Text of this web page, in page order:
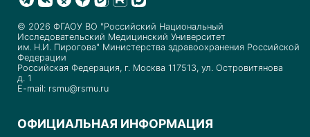
© 2026 ФГАОУ ВО "Российский Национальный
Исследовательский Медицинский Университет
им. Н.И. Пирогова" Министерства здравоохранения Российской
Федерации
Российская Федерация, г. Москва 117513, ул. Островитянова
д. 1
E-mail: rsmu@rsmu.ru
ОФИЦИАЛЬНАЯ ИНФОРМАЦИЯ